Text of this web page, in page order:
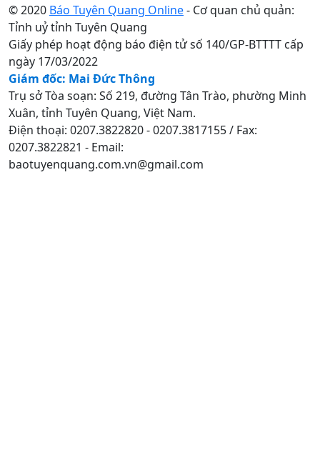
© 2020 Báo Tuyên Quang Online- Cơ quan chủ quản:
Tỉnh uỷ tỉnh Tuyên Quang
Giấy phép hoạt động báo điện tử số 140/GP-BTTTT cấp
ngày 17/03/2022
Giám đốc: Mai Đức Thông
Trụ sở Tòa soạn: Số 219, đường Tân Trào, phường Minh
Xuân, tỉnh Tuyên Quang, Việt Nam.
Điện thoại: 0207.3822820 - 0207.3817155 / Fax:
0207.3822821 - Email:
baotuyenquang.com.vn@gmail.com